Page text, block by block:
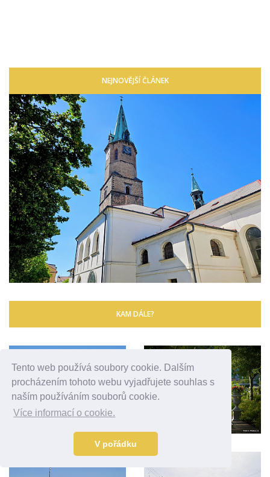
Tento web používá soubory cookie. Dalším
procházením tohoto webu vyjadřujete souhlas s
naším používáním souborů cookie.
Více informací o cookie.
V pořádku
NEJNOVĚJŠÍ ČLÁNEK
KAM DÁLE?